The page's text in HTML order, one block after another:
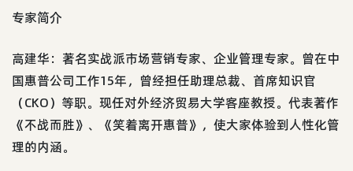
专家简介
高建华：著名实战派市场营销专家、企业管理专家。曾在中
国惠普公司工作15年，曾经担任助理总裁、首席知识官
（CKO）等职。现任对外经济贸易大学客座教授。代表著作
《不战而胜》、《笑着离开惠普》，使大家体验到人性化管
理的内涵。